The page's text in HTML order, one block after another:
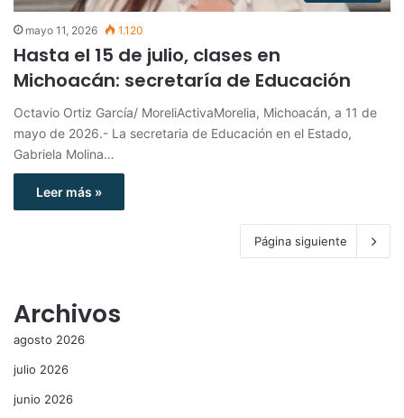
mayo 11, 2026 1.120
Hasta el 15 de julio, clases en
Michoacán: secretaría de Educación
Octavio Ortiz García/ MoreliActivaMorelia, Michoacán, a 11 de
mayo de 2026.- La secretaria de Educación en el Estado,
Gabriela Molina…
Leer más »
Página siguiente
Archivos
agosto 2026
julio 2026
junio 2026